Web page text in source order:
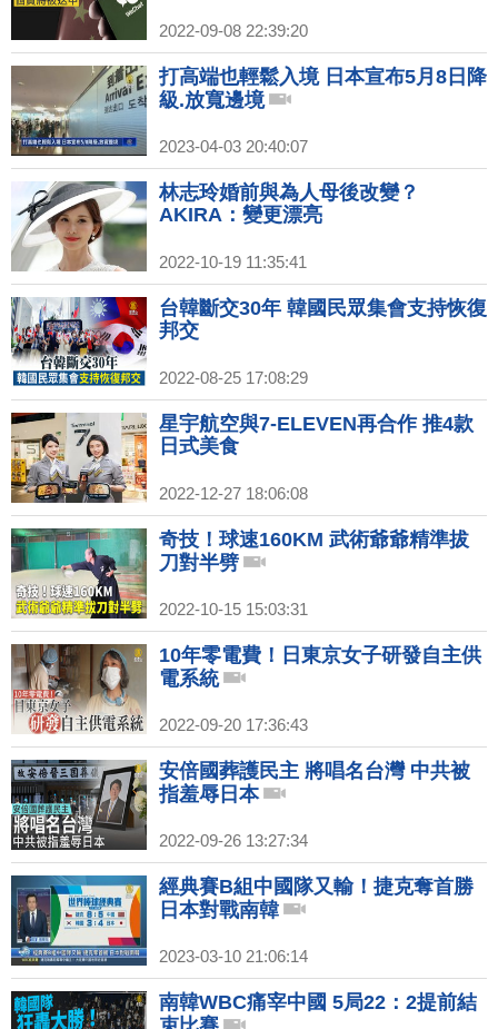
2022-09-08 22:39:20
打高端也輕鬆入境 日本宣布5月8日降
級.放寬邊境
2023-04-03 20:40:07
林志玲婚前與為人母後改變？
AKIRA：變更漂亮
2022-10-19 11:35:41
台韓斷交30年 韓國民眾集會支持恢復
邦交
2022-08-25 17:08:29
星宇航空與7-ELEVEN再合作 推4款
日式美食
2022-12-27 18:06:08
奇技！球速160KM 武術爺爺精準拔
刀對半劈
2022-10-15 15:03:31
10年零電費！日東京女子研發自主供
電系統
2022-09-20 17:36:43
安倍國葬護民主 將唱名台灣 中共被
指羞辱日本
2022-09-26 13:27:34
經典賽B組中國隊又輸！捷克奪首勝
日本對戰南韓
2023-03-10 21:06:14
南韓WBC痛宰中國 5局22：2提前結